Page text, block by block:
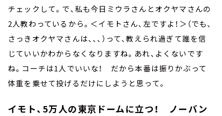
チェックして。で、私も今日ミウラさんとオクヤマさんの
2人教わっているから。＜イモトさん、左ですよ！＞（でも、
さっきオクヤマさんは、、、）って、教えられ過ぎて誰を信
じていいかわからなくなりますね。あれ、よくないです
ね。コーチは1人でいいな！ だから本番は振りかぶって
体重を乗せて投げるだけにしようと思って。
イモト、5万人の東京ドームに立つ！ ノーバン